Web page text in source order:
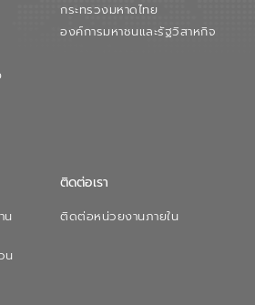
ภาคเอกชนในครั้งนี้ นับเป็นก้าวสำคัญของ
องค์การจัดการน้ำเสีย (อจน.) ในการร่วมวาง
กระทรวงมหาดไทย
องค์การมหาชนและรัฐวิสาหกิจ
น
น
ติดต่อเรา
ติดต่อหน่วยงานภายใน